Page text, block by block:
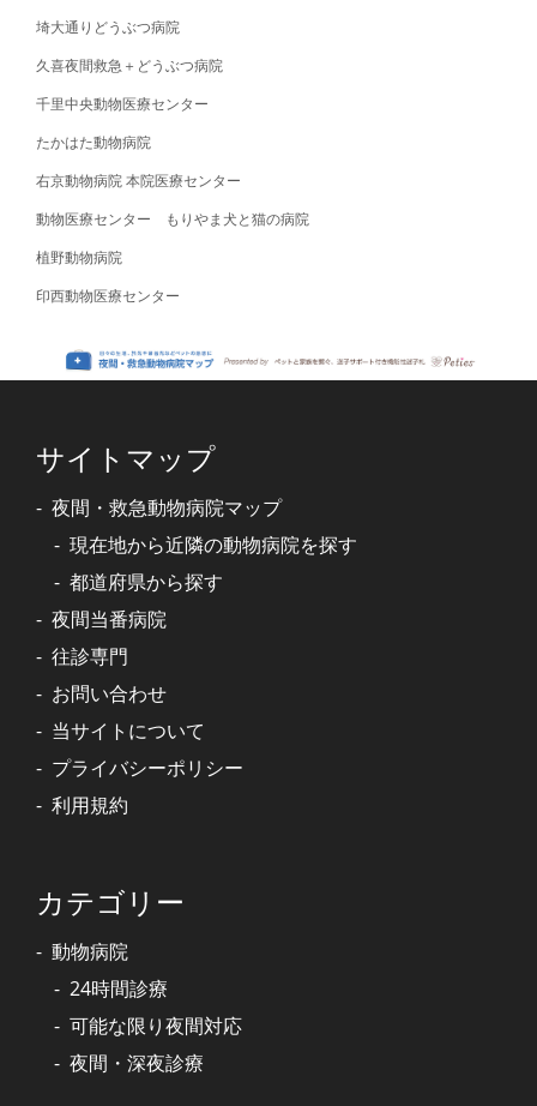
埼大通りどうぶつ病院
久喜夜間救急＋どうぶつ病院
千里中央動物医療センター
たかはた動物病院
右京動物病院 本院医療センター
動物医療センター もりやま犬と猫の病院
植野動物病院
印西動物医療センター
サイトマップ
夜間・救急動物病院マップ
現在地から近隣の動物病院を探す
都道府県から探す
夜間当番病院
往診専門
お問い合わせ
当サイトについて
プライバシーポリシー
利用規約
カテゴリー
動物病院
24時間診療
可能な限り夜間対応
夜間・深夜診療